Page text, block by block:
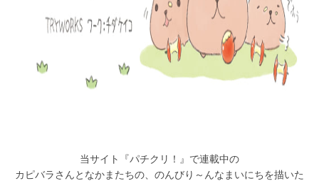
当サイト『パチクリ！』で連載中の
カピバラさんとなかまたちの、のんびり～んなまいにちを描いた